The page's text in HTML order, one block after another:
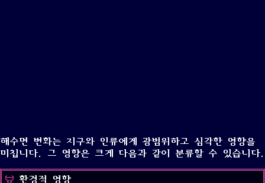
해수면 변화는 지구와 인류에게 광범위하고 심각한 영향을
미칩니다. 그 영향은 크게 다음과 같이 분류할 수 있습니다.
환경적 영향